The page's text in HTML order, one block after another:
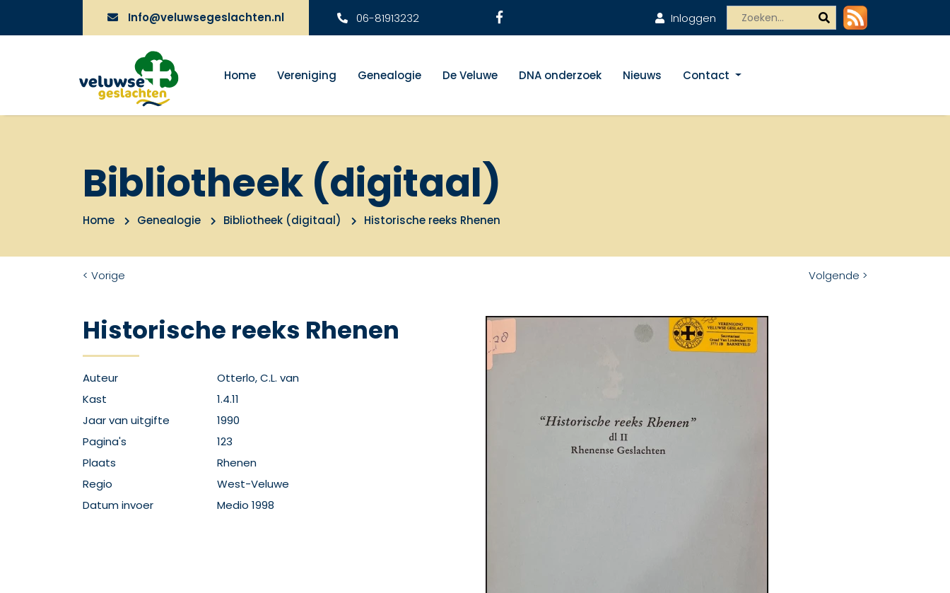
Info@veluwsegeslachten.nl 06-81913232 Inloggen
Home Vereniging Genealogie De Veluwe DNA onderzoek Nieuws Contact
Bibliotheek (digitaal)
Home Genealogie Bibliotheek (digitaal) Historische reeks Rhenen
< Vorige Volgende >
Historische reeks Rhenen
Auteur
Otterlo, C.L. van
Kast
1.4.11
Jaar van uitgifte
1990
Pagina's
123
Plaats
Rhenen
Regio
West-Veluwe
Datum invoer
Medio 1998